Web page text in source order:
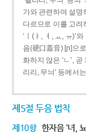
가와 관련하여 설명
다르므로 이를 고려
‘ㅣ(ㅑ, ㅕ, ㅛ, ㅠ)’
음(硬口蓋音) [ɲ]으
화하지 않은 ‘ㄴ’,
리리, 무늬’ 등에서
제5절 두음 법칙
제10항 한자음 ‘녀,